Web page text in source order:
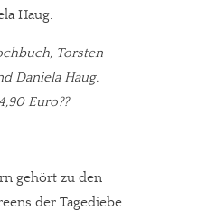
Haug.
Torsten
Daniela Haug.
Euro??
gehört zu den
der Tagediebe